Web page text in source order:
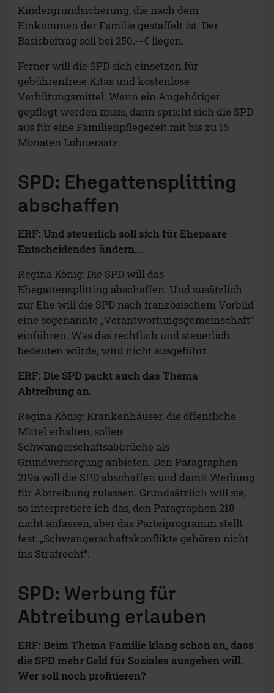
Kindergrundsicherung, die nach dem
Einkommen der Familie gestaffelt ist. Der
Basisbeitrag soll bei 250.--€ liegen.
Ferner will die SPD sich einsetzen für
gebührenfreie Kitas und kostenlose
Verhütungsmittel. Wenn ein Angehöriger
gepflegt werden muss, dann spricht sich die SPD
aus für eine Familienpflegezeit mit bis zu 15
Monaten Lohnersatz.
SPD: Ehegattensplitting
abschaffen
ERF: Und steuerlich soll sich für Ehepaare
Entscheidendes ändern….
Regina König: Die SPD will das
Ehegattensplitting abschaffen. Und zusätzlich
zur Ehe will die SPD nach französischem Vorbild
eine sogenannte „Verantwortungsgemeinschaft“
einführen. Was das rechtlich und steuerlich
bedeuten würde, wird nicht ausgeführt.
ERF: Die SPD packt auch das Thema
Abtreibung an.
Regina König: Krankenhäuser, die öffentliche
Mittel erhalten, sollen
Schwangerschaftsabbrüche als
Grundversorgung anbieten. Den Paragraphen
219a will die SPD abschaffen und damit Werbung
für Abtreibung zulassen. Grundsätzlich will sie,
so interpretiere ich das, den Paragraphen 218
nicht anfassen, aber das Parteiprogramm stellt
fest: „Schwangerschaftskonflikte gehören nicht
ins Strafrecht“.
SPD: Werbung für
Abtreibung erlauben
ERF: Beim Thema Familie klang schon an, dass
die SPD mehr Geld für Soziales ausgeben will.
Wer soll noch profitieren?